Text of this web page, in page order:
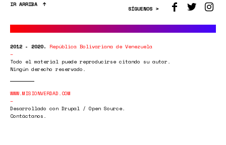
IR ARRIBA
SÍGUENOS >
2012 - 2020. República Bolivariana de Venezuela
Todo el material puede reproducirse citando su autor.
Ningún derecho reservado.
WWW.MISIONVERDAD.COM
Desarrollado con Drupal / Open Source.
Contáctanos.